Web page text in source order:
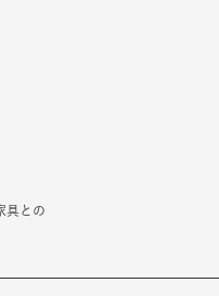
具との